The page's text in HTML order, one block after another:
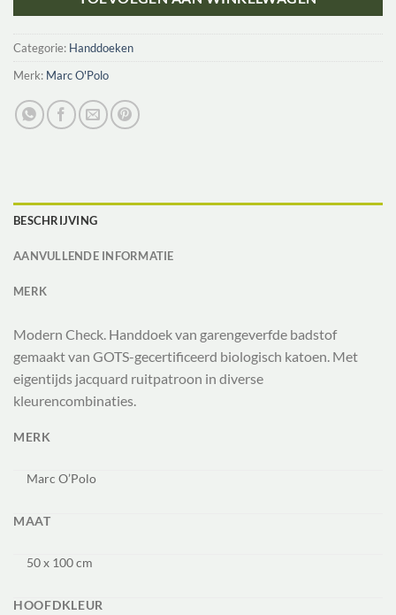
Categorie: Handdoeken
Merk: Marc O'Polo
BESCHRIJVING
AANVULLENDE INFORMATIE
MERK
Modern Check. Handdoek van garengeverfde badstof
gemaakt van GOTS-gecertificeerd biologisch katoen. Met
eigentijds jacquard ruitpatroon in diverse
kleurencombinaties.
MERK
Marc O’Polo
MAAT
50 x 100 cm
HOOFDKLEUR